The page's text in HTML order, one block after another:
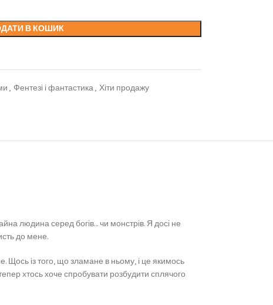
В КОШИК
, Фентезі і фантастика, Хіти продажу
людина серед богів… чи монстрів. Я досі не
до мене.
Щось із того, що зламане в ньому, і це якимось
хтось хоче спробувати розбудити сплячого